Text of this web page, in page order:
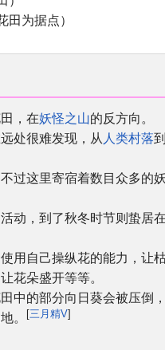
田为据点）
，在妖怪之山的反方向。
处很难发现，从 人类村落
过这里寄宿着数目众多的
动，到了秋冬时节则蛰居
用自己操纵花的能力，让
花朵盛开等等。
中的部分向日葵会被压倒
。
[三月精V]